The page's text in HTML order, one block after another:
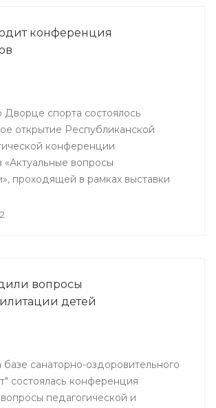
больницы Белорецка.
конференция
Дворце спорта состоялось
открытие Республиканской
конференции
«Актуальные вопросы
проходящей в рамках выставки
Стоматология Урала - 2012».
медицинский университет и
вопросы
детей
базе санаторно-оздоровительного
состоялась конференция
педагогической и